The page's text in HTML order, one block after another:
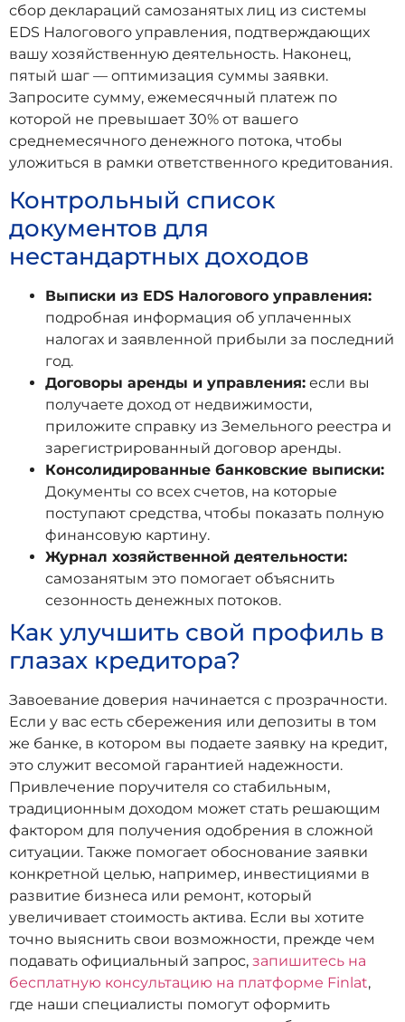
сбор деклараций самозанятых лиц из системы
EDS Налогового управления, подтверждающих
вашу хозяйственную деятельность. Наконец,
пятый шаг — оптимизация суммы заявки.
Запросите сумму, ежемесячный платеж по
которой не превышает 30% от вашего
среднемесячного денежного потока, чтобы
уложиться в рамки ответственного кредитования.
Контрольный список
документов для
нестандартных доходов
Выписки из EDS Налогового управления:
подробная информация об уплаченных
налогах и заявленной прибыли за последний
год.
Договоры аренды и управления: если вы
получаете доход от недвижимости,
приложите справку из Земельного реестра и
зарегистрированный договор аренды.
Консолидированные банковские выписки:
Документы со всех счетов, на которые
поступают средства, чтобы показать полную
финансовую картину.
Журнал хозяйственной деятельности:
самозанятым это помогает объяснить
сезонность денежных потоков.
Как улучшить свой профиль в
глазах кредитора?
Завоевание доверия начинается с прозрачности.
Если у вас есть сбережения или депозиты в том
же банке, в котором вы подаете заявку на кредит,
это служит весомой гарантией надежности.
Привлечение поручителя со стабильным,
традиционным доходом может стать решающим
фактором для получения одобрения в сложной
ситуации. Также помогает обоснование заявки
конкретной целью, например, инвестициями в
развитие бизнеса или ремонт, который
увеличивает стоимость актива. Если вы хотите
точно выяснить свои возможности, прежде чем
подавать официальный запрос, запишитесь на
бесплатную консультацию на платформе Finlat,
где наши специалисты помогут оформить